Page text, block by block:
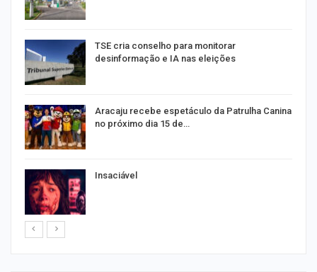
TSE cria conselho para monitorar
desinformação e IA nas eleições
Aracaju recebe espetáculo da Patrulha Canina
no próximo dia 15 de…
Insaciável